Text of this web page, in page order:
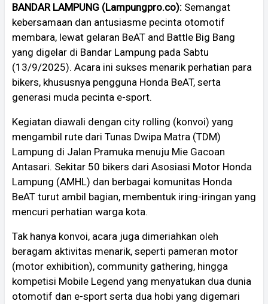
BANDAR LAMPUNG (Lampungpro.co): Semangat
kebersamaan dan antusiasme pecinta otomotif
membara, lewat gelaran BeAT and Battle Big Bang
yang digelar di Bandar Lampung pada Sabtu
(13/9/2025). Acara ini sukses menarik perhatian para
bikers, khususnya pengguna Honda BeAT, serta
generasi muda pecinta e-sport.
Kegiatan diawali dengan city rolling (konvoi) yang
mengambil rute dari Tunas Dwipa Matra (TDM)
Lampung di Jalan Pramuka menuju Mie Gacoan
Antasari. Sekitar 50 bikers dari Asosiasi Motor Honda
Lampung (AMHL) dan berbagai komunitas Honda
BeAT turut ambil bagian, membentuk iring-iringan yang
mencuri perhatian warga kota.
Tak hanya konvoi, acara juga dimeriahkan oleh
beragam aktivitas menarik, seperti pameran motor
(motor exhibition), community gathering, hingga
kompetisi Mobile Legend yang menyatukan dua dunia
otomotif dan e-sport serta dua hobi yang digemari